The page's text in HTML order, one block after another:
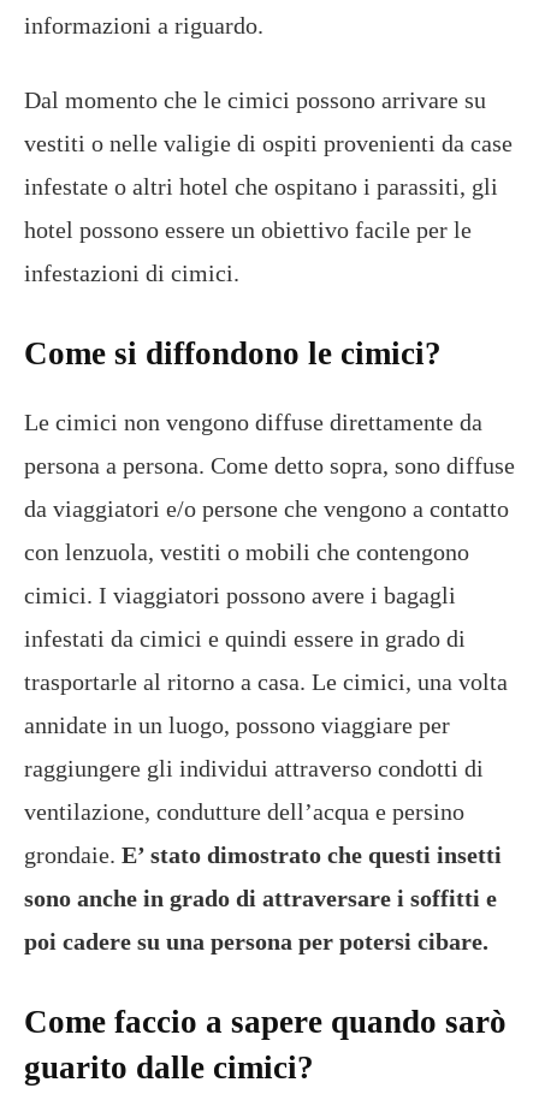
informazioni a riguardo.
Dal momento che le cimici possono arrivare su
vestiti o nelle valigie di ospiti provenienti da case
infestate o altri hotel che ospitano i parassiti, gli
hotel possono essere un obiettivo facile per le
infestazioni di cimici.
Come si diffondono le cimici?
Le cimici non vengono diffuse direttamente da
persona a persona. Come detto sopra, sono diffuse
da viaggiatori e/o persone che vengono a contatto
con lenzuola, vestiti o mobili che contengono
cimici. I viaggiatori possono avere i bagagli
infestati da cimici e quindi essere in grado di
trasportarle al ritorno a casa. Le cimici, una volta
annidate in un luogo, possono viaggiare per
raggiungere gli individui attraverso condotti di
ventilazione, condutture dell’acqua e persino
grondaie. E’ stato dimostrato che questi insetti
sono anche in grado di attraversare i soffitti e
poi cadere su una persona per potersi cibare.
Come faccio a sapere quando sarò
guarito dalle cimici?